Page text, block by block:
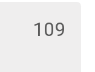
109